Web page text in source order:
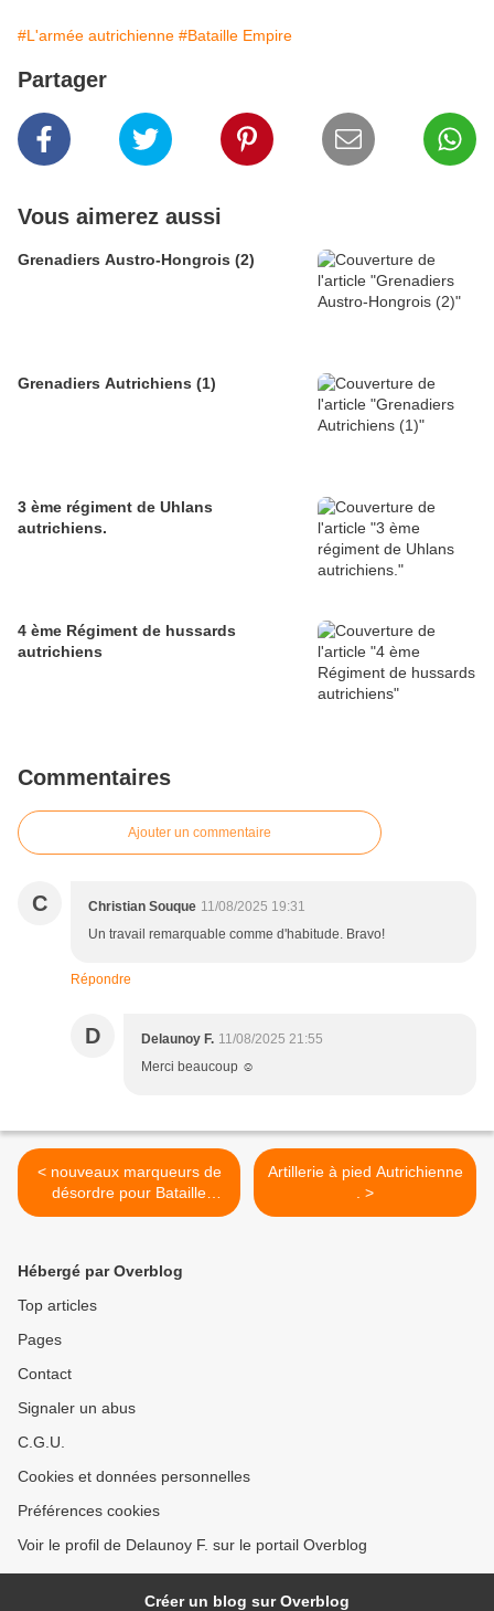
#L'armée autrichienne #Bataille Empire
Partager
Vous aimerez aussi
Grenadiers Austro-Hongrois (2)
Grenadiers Autrichiens (1)
3 ème régiment de Uhlans
autrichiens.
4 ème Régiment de hussards
autrichiens
Commentaires
Ajouter un commentaire
C Christian Souque 11/08/2025 19:31
Un travail remarquable comme d'habitude. Bravo!
Répondre
D Delaunoy F. 11/08/2025 21:55
Merci beaucoup ☺️
< nouveaux marqueurs de
désordre pour Bataille
Empire (2)
Artillerie à pied Autrichienne
. >
Hébergé par Overblog
Top articles
Pages
Contact
Signaler un abus
C.G.U.
Cookies et données personnelles
Préférences cookies
Voir le profil de Delaunoy F. sur le portail Overblog
Créer un blog sur Overblog